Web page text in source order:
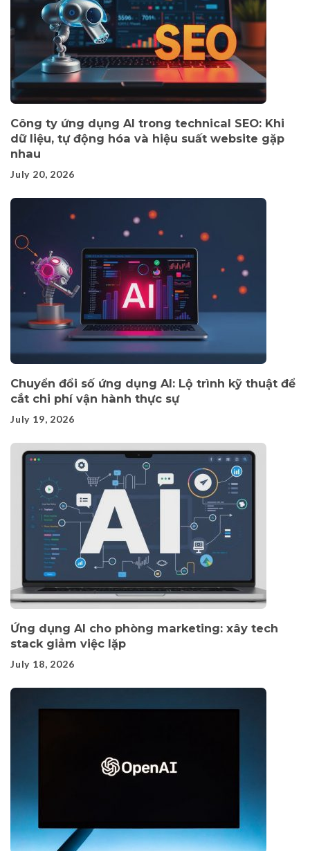
Công ty ứng dụng AI trong technical SEO: Khi
dữ liệu, tự động hóa và hiệu suất website gặp
nhau
July 20, 2026
Chuyển đổi số ứng dụng AI: Lộ trình kỹ thuật để
cắt chi phí vận hành thực sự
July 19, 2026
Ứng dụng AI cho phòng marketing: xây tech
stack giảm việc lặp
July 18, 2026